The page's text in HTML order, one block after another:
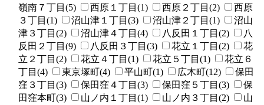
嶺南７丁目(5)
西原１丁目(1) 西原２丁目(2)
西原
３丁目(1)
沼山津１丁目(3) 沼山津２丁目(1)
沼山
津３丁目(2)
沼山津４丁目(4) 八反田１丁目(2)
八
反田２丁目(9)
八反田３丁目(3) 花立１丁目(2)
花
立２丁目(2)
花立４丁目(1) 花立５丁目(1)
花立６
丁目(4)
東京塚町(4) 平山町(1) 広木町(12)
保田
窪３丁目(3)
保田窪４丁目(3) 保田窪５丁目(3)
保
田窪本町(3)
山ノ内１丁目(1) 山ノ内３丁目(2) 山